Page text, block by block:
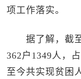
项工作落实。
据了解，截至
362户1349人，
至今共实现贫困